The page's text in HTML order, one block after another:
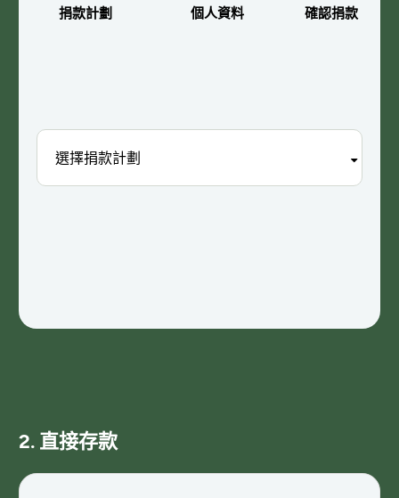
捐款計劃 個人資料 確認捐款
2. 直接存款